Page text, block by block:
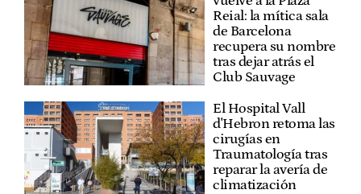
Reial: la mítica sala
de Barcelona
recupera su nombre
tras dejar atrás el
Club Sauvage
El Hospital Vall
d'Hebron retoma las
cirugías en
Traumatología tras
reparar la avería de
climatización